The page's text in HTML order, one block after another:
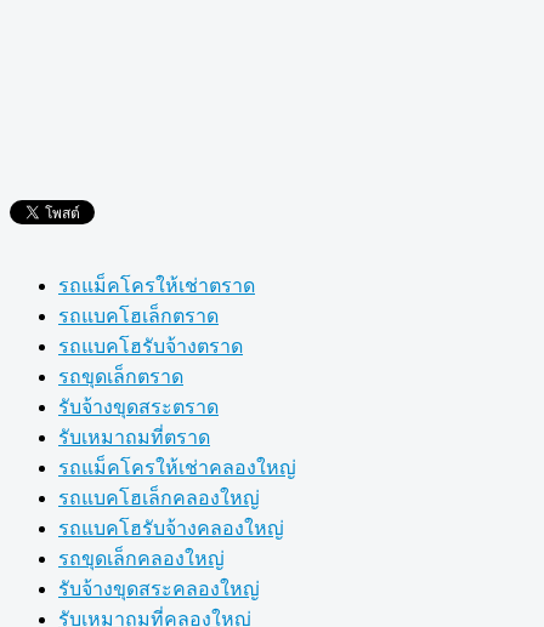
รถแม็คโครให้เช่าตราด
รถแบคโฮเล็กตราด
รถแบคโฮรับจ้างตราด
รถขุดเล็กตราด
รับจ้างขุดสระตราด
รับเหมาถมที่ตราด
รถแม็คโครให้เช่าคลองใหญ่
รถแบคโฮเล็กคลองใหญ่
รถแบคโฮรับจ้างคลองใหญ่
รถขุดเล็กคลองใหญ่
รับจ้างขุดสระคลองใหญ่
รับเหมาถมที่คลองใหญ่